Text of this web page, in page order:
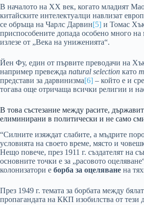
В началото на XX век, когато младият
китайските интелектуалци навлизат
се обръща на Чарлс Дарвин[5] и Томас
приспособените допада особено много
излезе от „Века на униженията“.
Йен Фу, един от първите преводачи на
например превежда natural selection като
представи за дарвинизма[6] – който е и
тогава още отричаща всички религии и
В това състезание между расите,
елиминирани в политически и не само
“Силните изяждат слабите, а мъдрите
условията на своето време, място и
Нещо повече, през 1911 г. създателят на
основните точки е за „расовото
колонизатори е борба за оцеляване на
През 1949 г. темата за борбата между
пропагандата на ККП изобилства от тези